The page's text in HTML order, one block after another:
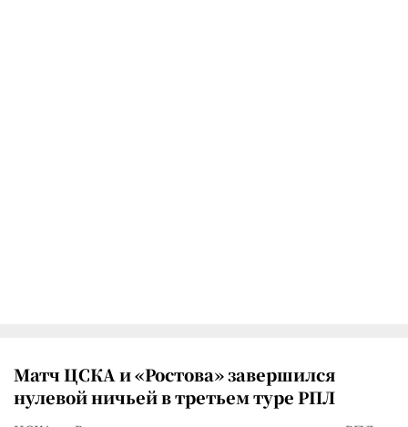
Матч ЦСКА и «Ростова» завершился
нулевой ничьей в третьем туре РПЛ